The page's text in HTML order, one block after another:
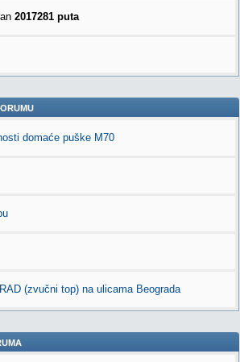
2017281 puta
domaće puške M70
(zvučni top) na ulicama Beograda